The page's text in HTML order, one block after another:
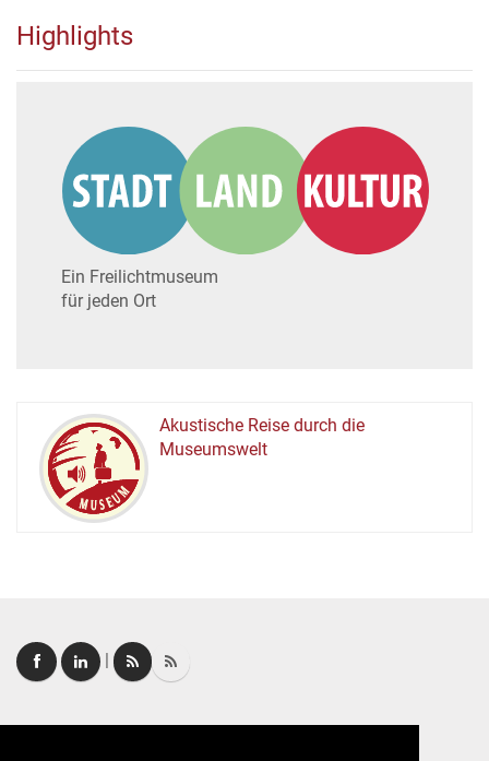
Highlights
Ein Freilichtmuseum
für jeden Ort
MUSEUM
Akustische Reise durch die
Museumswelt